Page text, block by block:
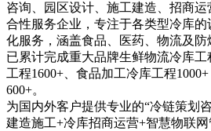
咨询、园区设计、施工建造、招商
合性服务企业，专注于各类型冷库的
化服务，涵盖食品、医药、物流及防
已累计完成重大品牌生鲜物流冷库工
工程1600+、食品加工冷库工程
600+。
为国内外客户提供专业的“冷链策划
建造施工+冷库招商运营+智慧物联网